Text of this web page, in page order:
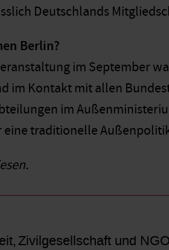
Deutschlands
Berlin?
im September
im Kontakt mit allen
im
eine traditionelle
Zivilgesellschaft und